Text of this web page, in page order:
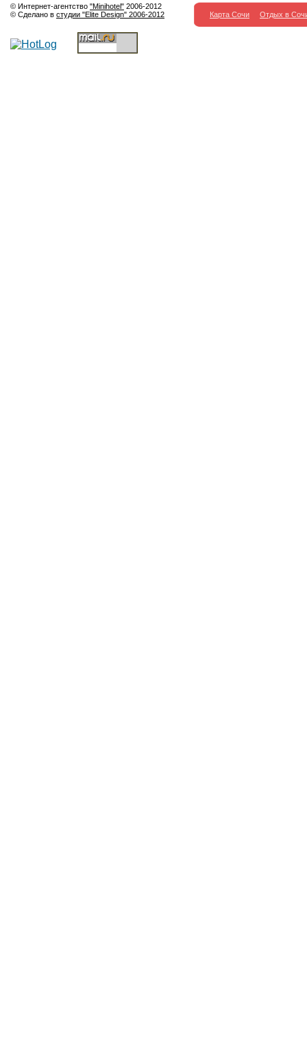
© Интернет-агентство "Minihotel" 2006-2012
© Сделано в студии "Elite Design" 2006-2012 Карта Сочи Отдых в